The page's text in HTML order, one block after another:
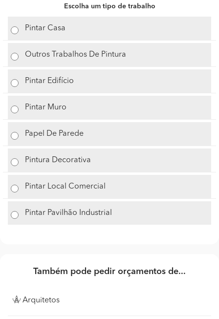
Escolha um tipo de trabalho
Pintar Casa
Outros Trabalhos De Pintura
Pintar Edifício
Pintar Muro
Papel De Parede
Pintura Decorativa
Pintar Local Comercial
Pintar Pavilhão Industrial
Também pode pedir orçamentos de...
Arquitetos